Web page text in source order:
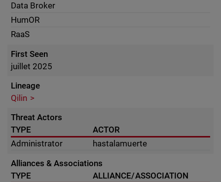
Data Broker
HumOR
RaaS
First Seen
juillet 2025
Lineage
Qilin
Threat Actors
TYPE
ACTOR
Administrator
hastalamuerte
Alliances & Associations
TYPE
ALLIANCE/ASSOCIATION